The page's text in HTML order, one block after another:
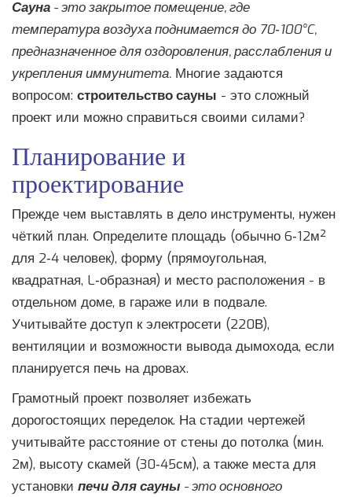
Сауна - этозакрытое помещение, где
температура воздуха поднимается до 70‑100°C,
предназначенное для оздоровления, расслабления и
укрепления иммунитета. Многие задаются
вопросом: строительство сауны - это сложный
проект или можно справиться своими силами?
Планирование и
проектирование
Прежде чем выставлять в дело инструменты, нужен
чёткий план. Определите площадь (обычно 6‑12м²
для 2‑4 человек), форму (прямоугольная,
квадратная, L‑образная) и место расположения - в
отдельном доме, в гараже или в подвале.
Учитывайте доступ к электросети (220В),
вентиляции и возможности вывода дымохода, если
планируется печь на дровах.
Грамотный проект позволяет избежать
дорогостоящих переделок. На стадии чертежей
учитывайте расстояние от стены до потолка (мин.
2м), высоту скамей (30‑45см), а также места для
установки печи для сауны - этоосновного